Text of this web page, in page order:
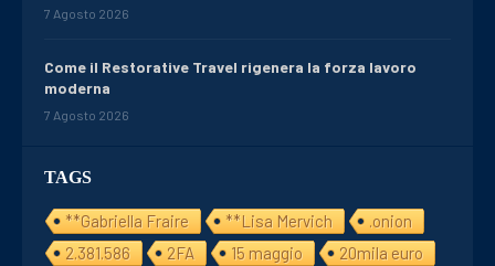
TAGS
**Gabriella Fraire **Lisa Mervich
.onion
2.381.586
2FA 15 maggio
20mila euro
7 Agosto 2026
Come il Restorative Travel rigenera la forza lavoro
moderna
7 Agosto 2026